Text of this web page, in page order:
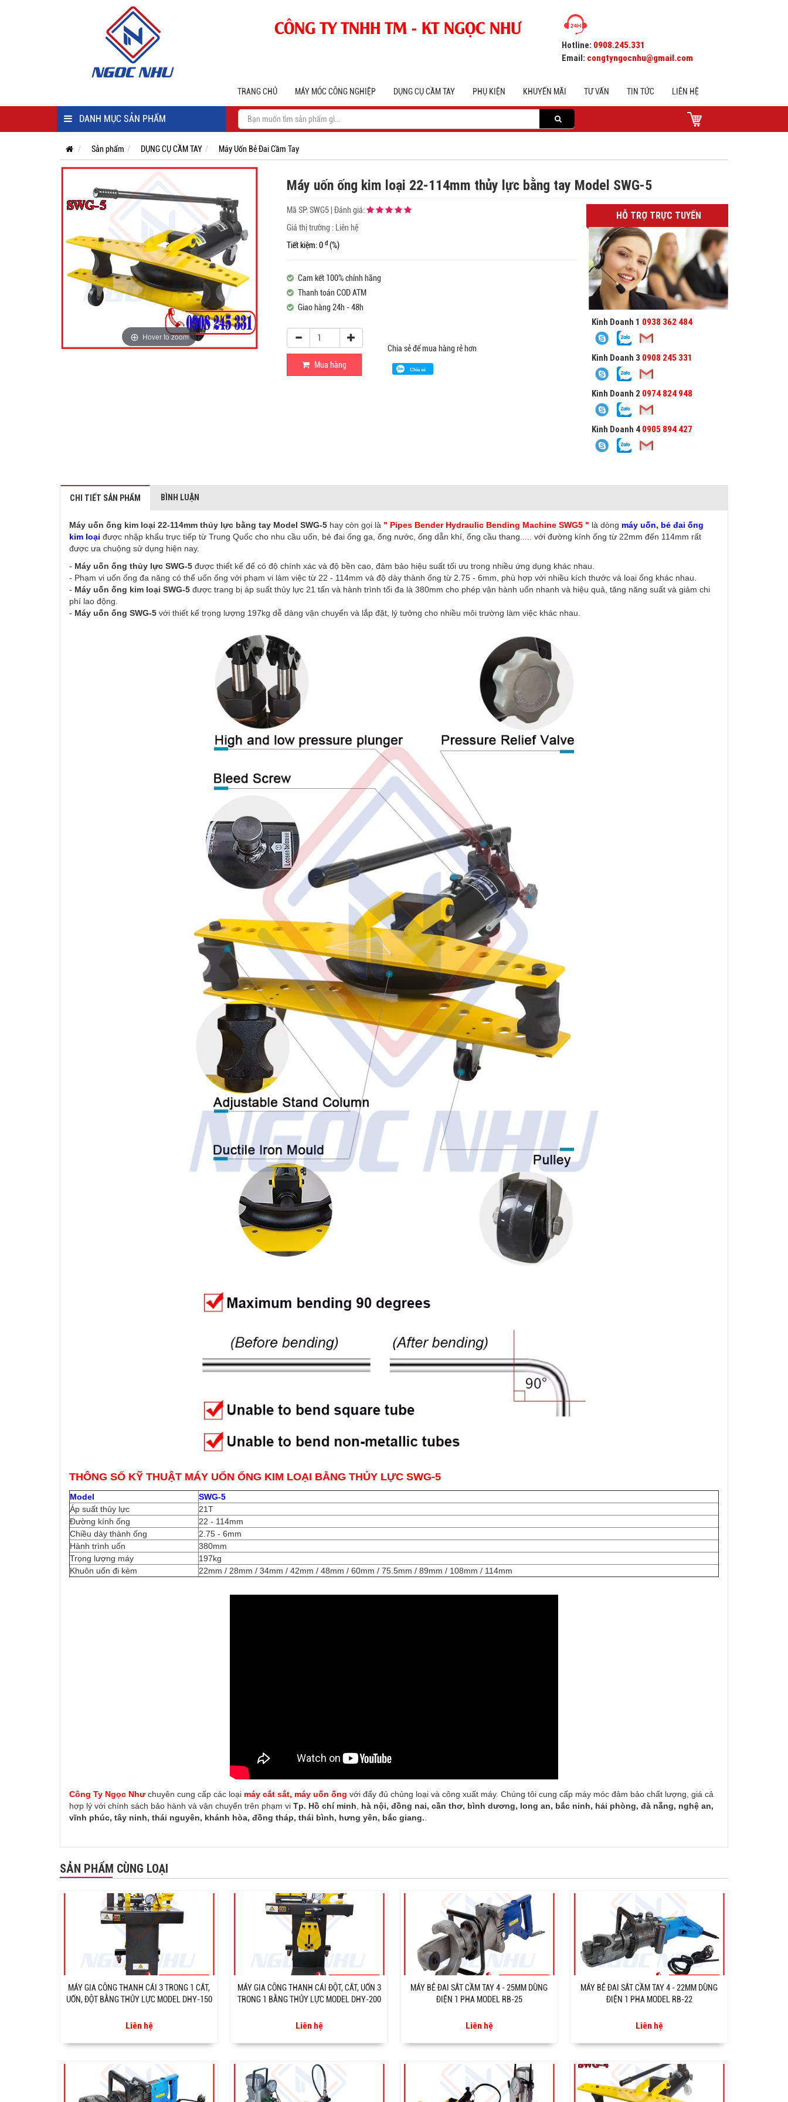
CÔNG TY TNHH TM - KT NGỌC NHƯ
Hotline: 0908.245.331
Email: congtyngocnhu@gmail.com
TRANG CHỦ MÁY MÓC CÔNG NGHIỆP DỤNG CỤ CẦM TAY PHỤ KIỆN KHUYẾN MÃI TƯ VẤN TIN TỨC LIÊN HỆ
DANH MỤC SẢN PHẨM
Sản phẩm DỤNG CỤ CẦM TAY Máy Uốn Bẻ Đai Cầm Tay
Hover to zoom
Máy uốn ống kim loại 22-114mm thủy lực bằng tay Model SWG-5
Mã SP:SWG5 Đánh giá:
Giá thị trường : Liên hệ
Tiết kiệm: 0 đ(%)
Cam kết 100% chính hãng
Thanh toán COD ATM
Giao hàng 24h - 48h
Mua hàng
Chia sẻ để mua hàng rẻ hơn
Chia sẻ
HỖ TRỢ TRỰC TUYẾN
Kinh Doanh 1 0938 362 484
Kinh Doanh 3 0908 245 331
Kinh Doanh 2 0974 824 948
Kinh Doanh 4 0905 894 427
CHI TIẾT SẢN PHẨM BÌNH LUẬN
Máy uốn ống kim loại 22-114mm thủy lực bằng tay Model SWG-5 hay còn gọi là " Pipes Bender Hydraulic Bending Machine SWG5 " là dòng máy uốn, bẻ đai ống
kim loại được nhập khẩu trực tiếp từ Trung Quốc cho nhu cầu uốn, bẻ đai ống ga, ống nước, ống dẫn khí, ống cầu thang..... với đường kính ống từ 22mm đến 114mm rất
được ưa chuộng sử dụng hiện nay.
- Máy uốn ống thủy lực SWG-5 được thiết kế để có độ chính xác và độ bền cao, đảm bảo hiệu suất tối ưu trong nhiều ứng dụng khác nhau.
- Phạm vi uốn ống đa năng có thể uốn ống với phạm vi làm việc từ 22 - 114mm và độ dày thành ống từ 2.75 - 6mm, phù hợp với nhiều kích thước và loại ống khác nhau.
- Máy uốn ống kim loại SWG-5 được trang bị áp suất thủy lực 21 tấn và hành trình tối đa là 380mm cho phép vận hành uốn nhanh và hiệu quả, tăng năng suất và giảm chi
phí lao động.
- Máy uốn ống SWG-5 với thiết kế trọng lượng 197kg dễ dàng vận chuyển và lắp đặt, lý tưởng cho nhiều môi trường làm việc khác nhau.
THÔNG SỐ KỸ THUẬT MÁY UỐN ỐNG KIM LOẠI BẰNG THỦY LỰC SWG-5
Model
SWG-5
Áp suất thủy lực
21T
Đường kính ống
22 - 114mm
Chiều dày thành ống
2.75 - 6mm
Hành trình uốn
380mm
Trọng lượng máy
197kg
Khuôn uốn đi kèm
22mm / 28mm / 34mm / 42mm / 48mm / 60mm / 75.5mm / 89mm / 108mm / 114mm
Công Ty Ngọc Nhưchuyên cung cấp các loại máy cắt sắt, máy uốn ống với đẩy đủ chủng loại và công xuất máy. Chúng tôi cung cấp máy móc đảm bảo chất lượng, giá cả
hợp lý với chính sách bảo hành và vận chuyển trên phạm vi Tp. Hồ chí minh
hà nội, đồng nai, cần thơ, bình dương, long an, bắc ninh, hải phòng, đà nẵng, nghệ an,
vĩnh phúc, tây ninh, thái nguyên, khánh hòa, đồng tháp, thái bình, hưng yên, bắc giang.
SẢN PHẨM CÙNG LOẠI
MÁY GIA CÔNG THANH CÁI 3 TRONG 1 CẮT,
UỐN, ĐỘT BẰNG THỦY LỰC MODEL DHY-150
Liên hệ
MÁY GIA CÔNG THANH CÁI ĐỘT, CẮT, UỐN 3
TRONG 1 BẰNG THỦY LỰC MODEL DHY-200
Liên hệ
MÁY BẺ ĐAI SẮT CẦM TAY 4 - 25MM DÙNG
ĐIỆN 1 PHA MODEL RB-25
Liên hệ
MÁY BẺ ĐAI SẮT CẦM TAY 4 - 22MM DÙNG
ĐIỆN 1 PHA MODEL RB-22
Liên hệ